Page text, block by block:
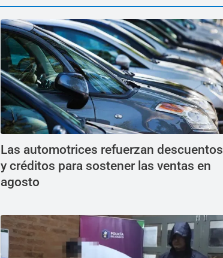
Las automotrices refuerzan descuentos
y créditos para sostener las ventas en
agosto